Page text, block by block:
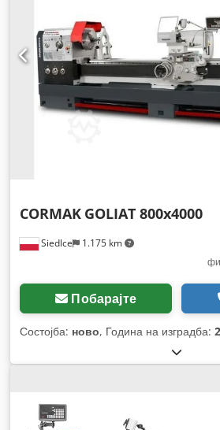
Siedlce 1.175 km
CORMAK GOLIAT 800x4000
Побарајте
Состојба: ново, Година на изградба: